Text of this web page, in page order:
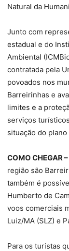
Natural da
Junto com
estadual e do
Ambiental
contratada pela
povoados nos
Barreirinhas e
limites e a
serviços
situação do
COMO CHEGAR –
região são
também é
Humberto de
voos comerciais
Luiz/MA (SLZ) e
Para os turistas